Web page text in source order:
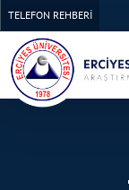
TELEFON REHBERİ